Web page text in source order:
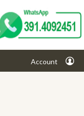
Account